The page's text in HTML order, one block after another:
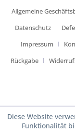
Allgemeine
Datenschutz
Impressum
Rückgabe
Diese Website
Funktionalität